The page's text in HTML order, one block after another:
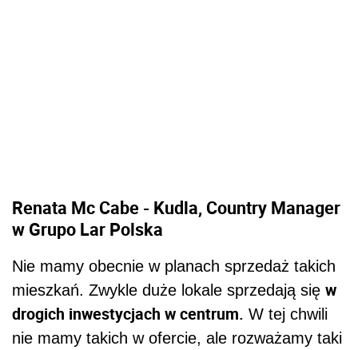
Renata Mc Cabe - Kudla, Country Manager
w Grupo Lar Polska
Nie mamy obecnie w planach sprzedaż takich
mieszkań. Zwykle duże lokale sprzedają się w
drogich inwestycjach w centrum. W tej chwili
nie mamy takich w ofercie, ale rozważamy taki